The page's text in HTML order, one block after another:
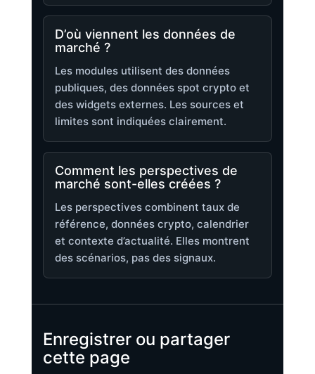
D’où viennent les données de
marché ?
Les modules utilisent des données
publiques, des données spot crypto et
des widgets externes. Les sources et
limites sont indiquées clairement.
Comment les perspectives de
marché sont-elles créées ?
Les perspectives combinent taux de
référence, données crypto, calendrier
et contexte d’actualité. Elles montrent
des scénarios, pas des signaux.
Enregistrer ou partager
cette page